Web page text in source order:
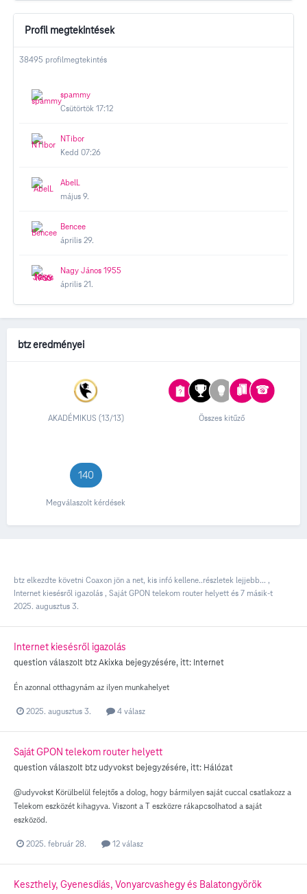
Profil megtekintések
38495 profilmegtekintés
spammy
Csütörtök 17:12
NTibor
Kedd 07:26
AbelL
május 9.
Bencee
április 29.
Nagy János 1955
április 21.
btz eredményei
AKADÉMIKUS (13/13) Összes kitűző
140
Megválaszolt kérdések
btz elkezdte követni Coaxon jön a net, kis infó kellene..részletek lejjebb... ,
Internet kiesésről igazolás , Saját GPON telekom router helyett és 7 másik-t
2025. augusztus 3.
Internet kiesésről igazolás
question válaszolt btzAkixka bejegyzésére, itt: Internet
Én azonnal otthagynám az ilyen munkahelyet
2025. augusztus 3. 4 válasz
Saját GPON telekom router helyett
question válaszolt btz udyvokst bejegyzésére, itt: Hálózat
@udyvokst Körülbelül felejtős a dolog, hogy bármilyen saját cuccal csatlakozz a
Telekom eszközét kihagyva. Viszont a T eszközre rákapcsolhatod a saját
eszközöd.
2025. február 28. 12 válasz
Keszthely, Gyenesdiás, Vonyarcvashegy és Balatongyörök